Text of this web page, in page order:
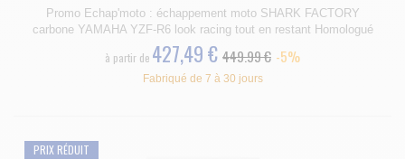
Promo Echap'moto : échappement moto SHARK FACTORY
carbone YAMAHA YZF-R6 look racing tout en restant Homologué
à partir de 427,49 € 449.99 € -5%
Fabriqué de 7 à 30 jours
PRIX RÉDUIT